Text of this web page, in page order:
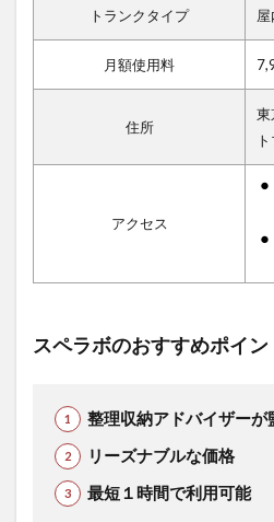
トランクタイプ
月額使用料
住所
アクセス
スペラボのおすすめポイン
整理収納アドバイザーが
リーズナブルな価格
最短１時間で利用可能